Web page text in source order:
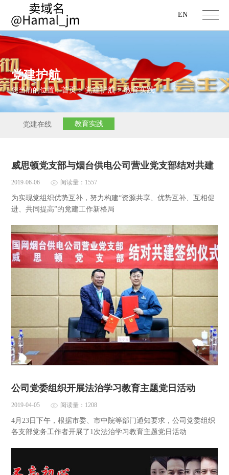
EN
党建护航
您当前的位置：首页>党建护航>教育实践
党建在线 教育实践
威思顿党支部与烟台供电公司营业党支部结对共建
2019-06-06 阅读量：1557
为实现党组织优势互补，努力构建“资源共享、优势互补、互相促
进、共同提高”的党建工作新格局
公司党委组织开展法治学习教育主题党日活动
2019-04-05 阅读量：1208
4月23日下午，根据市委、市中院等部门通知要求，公司党委组织
各支部党务工作者开展了1次法治学习教育主题党日活动